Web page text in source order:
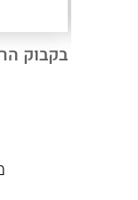
בקבוק